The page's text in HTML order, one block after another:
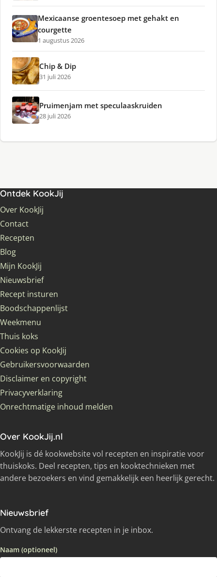
Mexicaanse groentesoep met gehakt en
courgette
1 augustus 2026
Chip & Dip
31 juli 2026
Pruimenjam met speculaaskruiden
28 juli 2026
Ontdek KookJij
Over KookJij
Contact
Recepten
Blog
Mijn KookJij
Nieuwsbrief
Recept insturen
Boodschappenlijst
Weekmenu
Thuis koks
Cookies op KookJij
Gebruikersvoorwaarden
Disclaimer en copyright
Privacyverklaring
Onrechtmatige inhoud melden
Over KookJij.nl
KookJij is dé kookwebsite vol recepten en inspiratie voor
thuiskoks. Deel recepten, tips en kooktechnieken met
andere bezoekers en vind gemakkelijk een heerlijk gerecht.
Nieuwsbrief
Ontvang de lekkerste recepten in je inbox.
Naam (optioneel)